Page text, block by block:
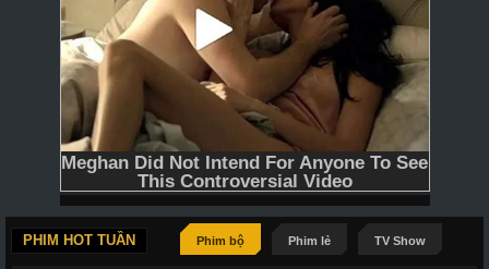
PHIM HOT TUẦN Phim bộ Phim lẻ TV Show